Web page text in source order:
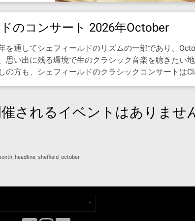
のコンサート 2026年October
を通してシェフィールドのリズムの一部であり、
思い出に残る環境で生のクラシック音楽を聴きたい
の方も、シェフィールドのクラシックコンサートは
されるイベントはありませ